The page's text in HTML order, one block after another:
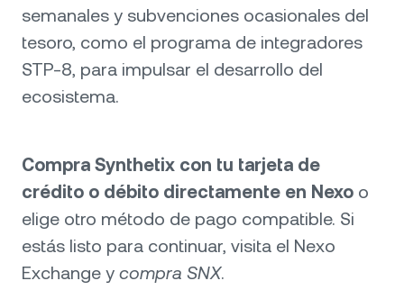
semanales y subvenciones ocasionales del
tesoro, como el programa de integradores
STP-8, para impulsar el desarrollo del
ecosistema.
Compra Synthetix con tu tarjeta de
crédito o débito directamente en Nexo o
elige otro método de pago compatible. Si
estás listo para continuar, visita el Nexo
Exchange y compra SNX.